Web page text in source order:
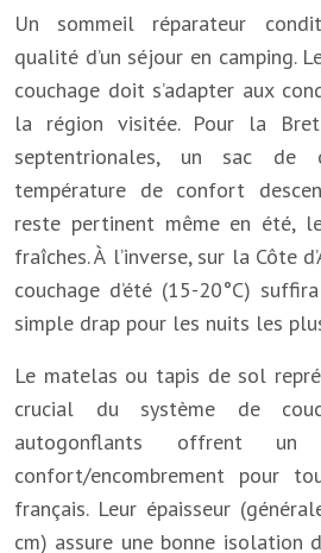
Un sommeil réparateur
qualité d’un séjour en camping.
couchage doit s’adapter aux
la région visitée. Pour la
septentrionales, un sac de
température de confort
reste pertinent même en été,
fraîches. À l’inverse, sur la Côte
couchage d’été (15-20°C)
simple drap pour les nuits les
Le matelas ou tapis de sol
crucial du système de
autogonflants offrent un
confort/encombrement pour
français. Leur épaisseur
cm) assure une bonne